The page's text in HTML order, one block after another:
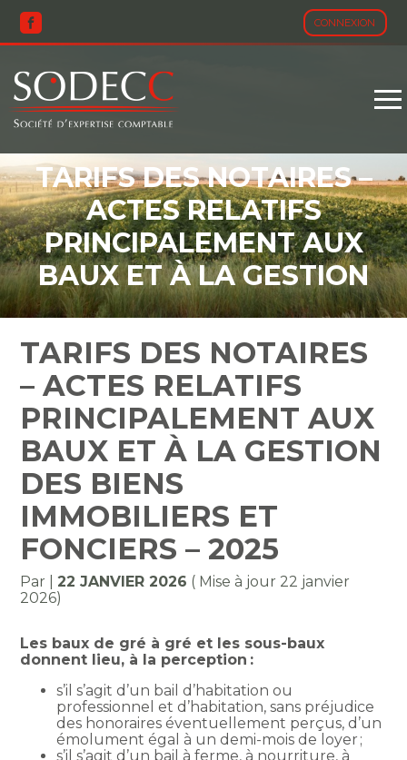
CONNEXION
Aller
au
TARIFS DES NOTAIRES –
ACTES RELATIFS
PRINCIPALEMENT AUX
BAUX ET À LA GESTION
DES BIENS IMMOBILIERS
ET FONCIERS – 2025
TARIFS DES NOTAIRES
– ACTES RELATIFS
PRINCIPALEMENT AUX
BAUX ET À LA GESTION
DES BIENS
IMMOBILIERS ET
FONCIERS – 2025
Par |22 JANVIER 2026 ( Mise à jour 22 janvier
2026)
Les baux de gré à gré et les sous-baux
donnent lieu, à la perception :
s’il s’agit d’un bail d’habitation ou
professionnel et d’habitation, sans préjudice
des honoraires éventuellement perçus, d’un
émolument égal à un demi-mois de loyer ;
s’il s’agit d’un bail à ferme, à nourriture, à